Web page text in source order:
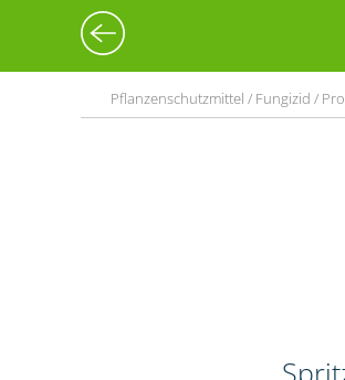
Pflanzenschutzmittel / Fungizid /